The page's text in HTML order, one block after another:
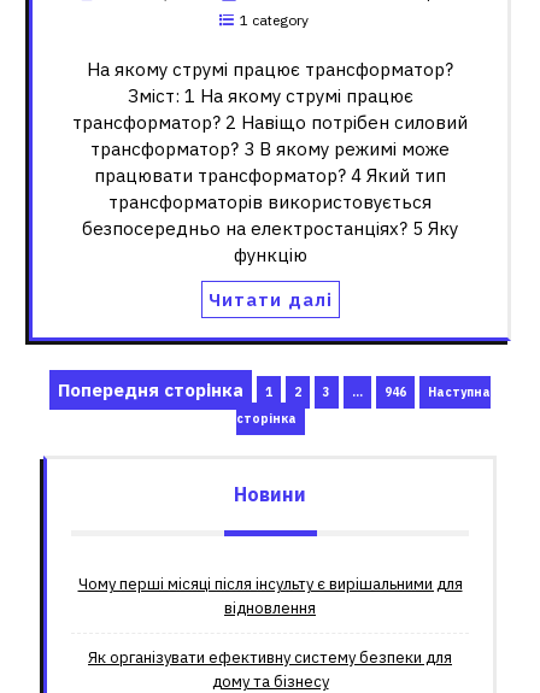
1 category
На якому струмі працює трансформатор?
Зміст: 1 На якому струмі працює
трансформатор? 2 Навіщо потрібен силовий
трансформатор? 3 В якому режимі може
працювати трансформатор? 4 Який тип
трансформаторів використовується
безпосередньо на електростанціях? 5 Яку
функцію
Читати далі
Пагінація
Попередня сторінка Сторінка
1 Сторінка
2 Сторінка
3 … Сторінка
946
Наступна
сторінка
Новини
Чому перші місяці після інсульту є вирішальними для
відновлення
Як організувати ефективну систему безпеки для
дому та бізнесу